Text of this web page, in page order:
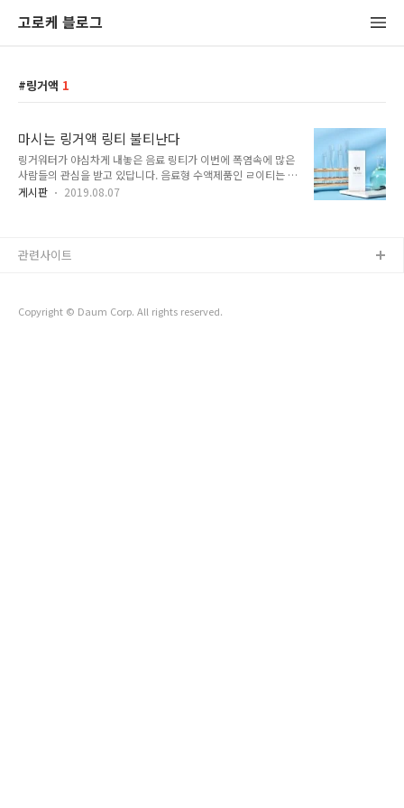
고로케 블로그
링거액 1
마시는 링거액 링티 불티난다
링거워터가 야심차게 내놓은 음료 링티가 이번에 폭염속에 많은
사람들의 관심을 받고 있답니다. 음료형 수액제품인 ㄹ이티는 의
사 출신의 특전사 군의관 3명이 군인들에게 위급 상황이 발생했
게시판 2019.08.07
Copyright © Daum Corp. All rights reserved.
관련사이트